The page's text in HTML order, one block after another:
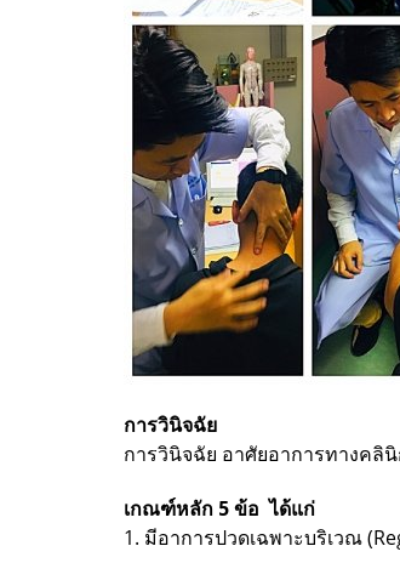
การวินิจฉัย
การวินิจฉัย อาศัยอาการทางคลิ
เกณฑ์หลัก 5 ข้อ ได้แก่
1. มีอาการปวดเฉพาะบริเวณ